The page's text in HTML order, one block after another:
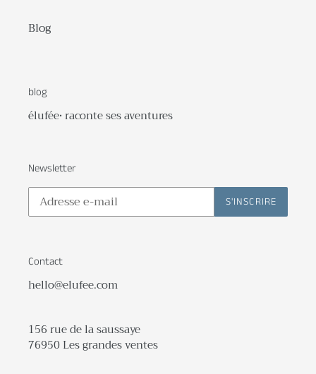
Blog
blog
élufée• raconte ses aventures
Newsletter
S'INSCRIRE
Contact
hello@elufee.com
156 rue de la saussaye
76950 Les grandes ventes